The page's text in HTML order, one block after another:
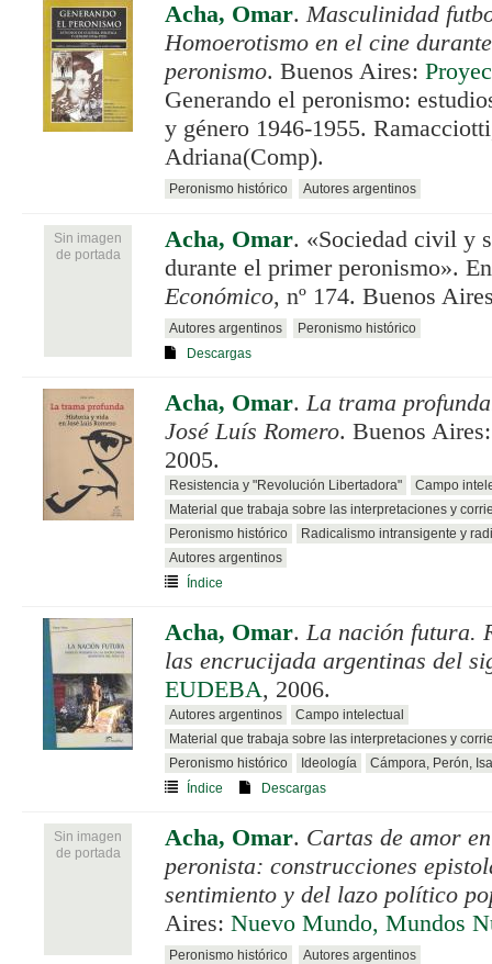
Acha, Omar.Masculinidad
Homoerotismo en el cine
peronismo. Buenos Aires:
Generando el peronismo:
y género 1946-1955.
Adriana(Comp).
Peronismo histórico Autores argentinos
Sin imagen
de portada
Acha, Omar. «Sociedad civil y
durante el primer peronismo».
Económico, nº 174. Buenos
Autores argentinos
Peronismo histórico
Descargas
Acha, Omar.La trama
José Luís Romero. Buenos
2005.
Resistencia y "Revolución Libertadora"
Campo
Material que trabaja sobre las interpretaciones y
Peronismo histórico
Radicalismo intransigente y
Autores argentinos
Índice
Acha, Omar.La nación futura.
las encrucijada argentinas del
EUDEBA, 2006.
Autores argentinos
Campo intelectual
Material que trabaja sobre las interpretaciones y
Peronismo histórico
Ideología
Cámpora, Perón,
Índice
Descargas
Sin imagen
de portada
Acha, Omar. Cartas de amor
peronista: construcciones
sentimiento y del lazo político
Aires: Nuevo Mundo, Mundos
Peronismo histórico
Autores argentinos